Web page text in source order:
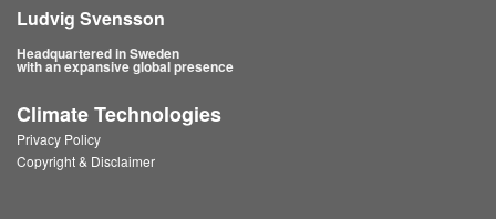
Ludvig Svensson
Headquartered in Sweden
with an expansive global presence
Climate Technologies
Privacy Policy
Copyright & Disclaimer